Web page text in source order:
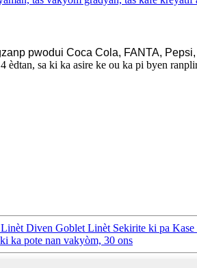
pwodui Coca Cola, FANTA,
èdtan, sa ki ka asire ke ou ka pi byen
Diven Goblet Linèt Sekirite ki pa Kase
ka pote nan vakyòm, 30 ons